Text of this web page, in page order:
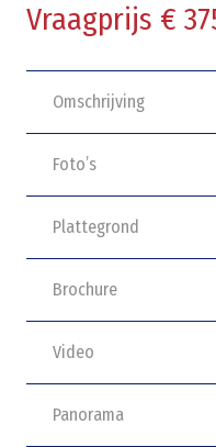
Vraagprijs €
Omschrijving
Foto’s
Plattegrond
Brochure
Video
Panorama